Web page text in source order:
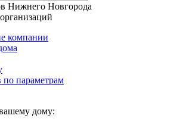
Нижнего Новгорода
компании
параметрам
дому: